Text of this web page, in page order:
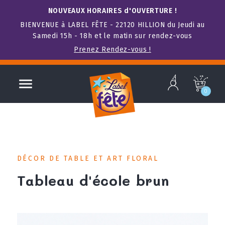
NOUVEAUX HORAIRES d'OUVERTURE !
BIENVENUE à LABEL FÊTE - 22120 HILLION du Jeudi au
Samedi 15h - 18h et le matin sur rendez-vous
Prenez Rendez-vous !
 b c
0
DÉCOR DE TABLE ET ART FLORAL
Tableau d'école brun